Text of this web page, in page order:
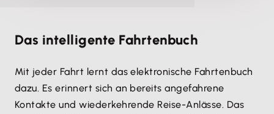
Das intelligente Fahrtenbuch
Mit jeder Fahrt lernt das elektronische Fahrtenbuch
dazu. Es erinnert sich an bereits angefahrene
Kontakte und wiederkehrende Reise-Anlässe. Das